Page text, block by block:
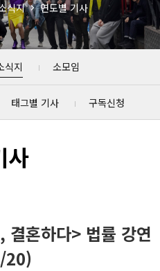
식지 연도별 기사
식지 소모임
태그별 기사 구독신청
사
혼하다> 법률 강연
20)